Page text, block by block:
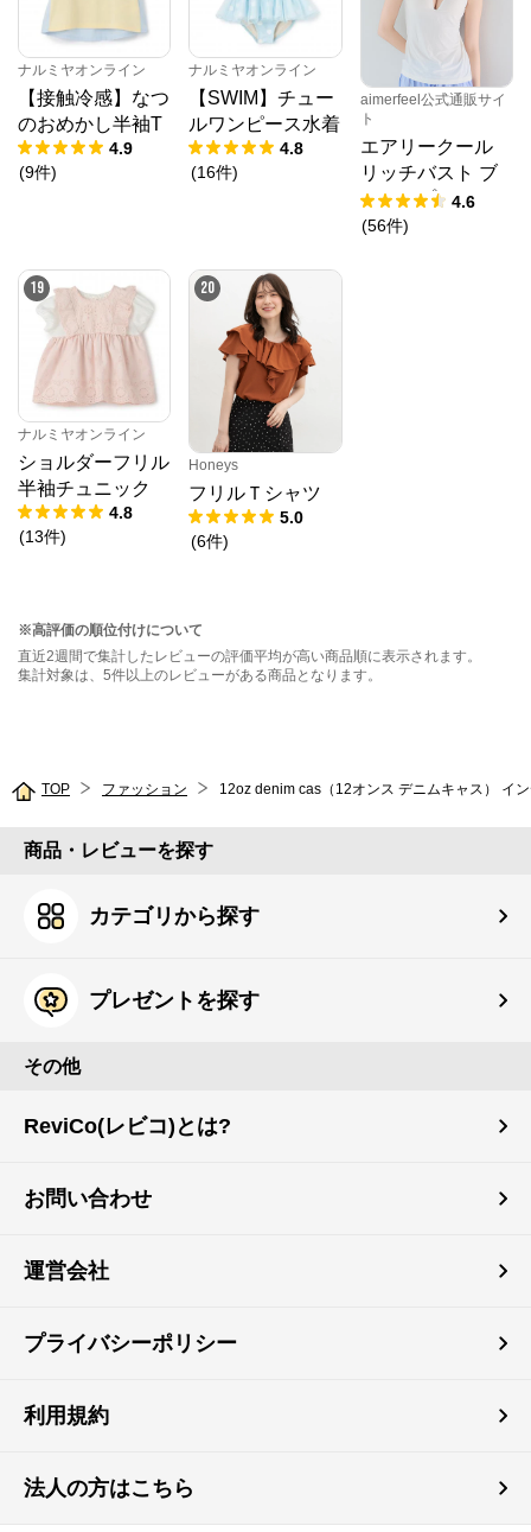
ナルミヤオンライン
【接触冷感】なつ
のおめかし半袖T
4.9
(9件)
ナルミヤオンライン
【SWIM】チュー
ルワンピース水着
4.8
(16件)
aimerfeel公式通販サイ
ト
エアリークール
リッチバスト ブ
ラトップ (ワイヤ
ー入り)
4.6
(56件)
19
ナルミヤオンライン
ショルダーフリル
半袖チュニック
4.8
(13件)
20
Honeys
フリルＴシャツ
5.0
(6件)
※高評価の順位付けについて
直近2週間で集計したレビューの評価平均が高い商品順に表示されます。
集計対象は、5件以上のレビューがある商品となります。
TOP ファッション 12oz denim cas（12オンス デニムキャス） イ
商品・レビューを探す
カテゴリから探す
プレゼントを探す
その他
ReviCo(レビコ)とは?
お問い合わせ
運営会社
プライバシーポリシー
利用規約
法人の方はこちら